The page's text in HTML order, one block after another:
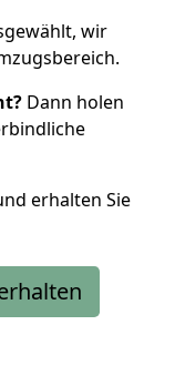
wir
Dann holen
erhalten Sie